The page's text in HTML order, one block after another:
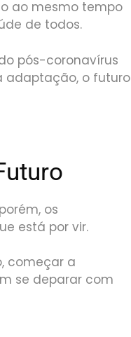
ao mesmo tempo
de todos.
pós-coronavírus
adaptação, o futuro
os
está por vir.
começar a
se deparar com